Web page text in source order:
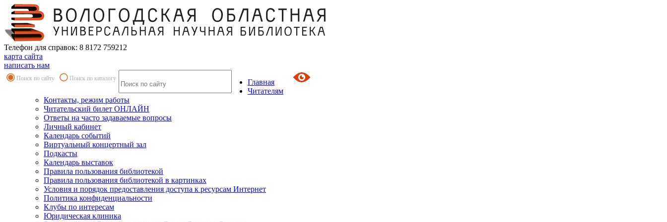
Телефон для справок: 8 8172 759212
карта сайта
написать нам
Поиск по сайту Поиск по каталогу
Главная
Читателям
Контакты, режим работы
Читательский билет ОНЛАЙН
Ответы на часто задаваемые вопросы
Личный кабинет
Календарь событий
Виртуальный концертный зал
Подкасты
Календарь выставок
Правила пользования библиотекой
Правила пользования библиотекой в картинках
Условия и порядок предоставления доступа к ресурсам Интернет
Политика конфиденциальности
Клубы по интересам
Юридическая клиника